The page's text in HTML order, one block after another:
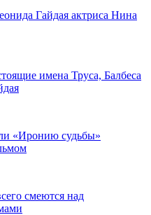
Гайдая актриса Нина
имена Труса, Балбеса
«Иронию судьбы»
смеются над